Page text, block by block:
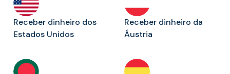
Receber dinheiro dos
Estados Unidos
Receber dinheiro da
Áustria